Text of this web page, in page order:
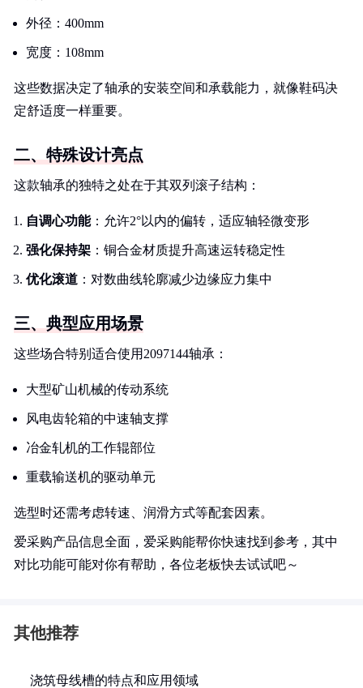
外径：400mm
宽度：108mm
这些数据决定了轴承的安装空间和承载能力，就像鞋码决
定舒适度一样重要。
二、特殊设计亮点
这款轴承的独特之处在于其双列滚子结构：
自调心功能：允许2°以内的偏转，适应轴轻微变形
强化保持架 ：铜合金材质提升高速运转稳定性
优化滚道 ：对数曲线轮廓减少边缘应力集中
三、典型应用场景
这些场合特别适合使用2097144轴承：
大型矿山机械的传动系统
风电齿轮箱的中速轴支撑
冶金轧机的工作辊部位
重载输送机的驱动单元
选型时还需考虑转速、润滑方式等配套因素。
爱采购产品信息全面，爱采购能帮你快速找到参考，其中
对比功能可能对你有帮助，各位老板快去试试吧～
其他推荐
浇筑母线槽的特点和应用领域